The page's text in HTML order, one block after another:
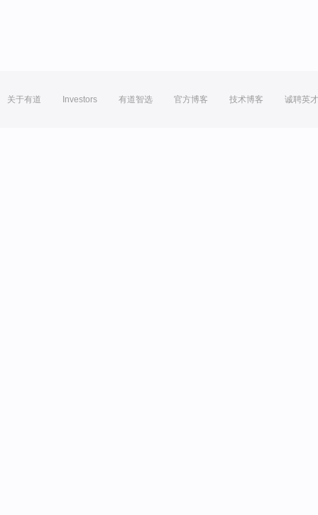
关于有道 Investors 有道智选 官方博客 技术博客 诚聘英才